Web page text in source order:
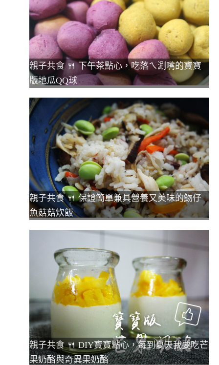
親子共食 🍴 下午茶點心，吃落ㄟ涮嘴的寶寶
版地瓜QQ球
親子共食 🍴 保證簡單兼具營養又美味的魩仔
魚菇菇炊飯
親子共食 🍴 DIY寶寶點心，每到夏天我要吃芒
果奶酪與奇異果奶酪